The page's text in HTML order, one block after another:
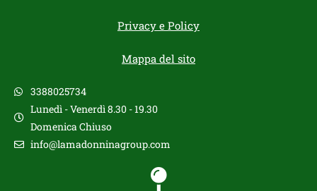
Privacy e Policy
Mappa del sito
3388025734
Lunedì - Venerdì 8.30 - 19.30
Domenica Chiuso
info@lamadonninagroup.com